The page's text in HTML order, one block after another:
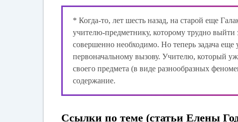
* Когда-то, лет шесть назад, на старой еще
учителю-предметнику, которому трудно выйти
совершенно необходимо. Но теперь задача
первоначальному вызову. Учителю, который
своего предмета (в виде разнообразных
содержание.
Ссылки по теме (статьи Елены